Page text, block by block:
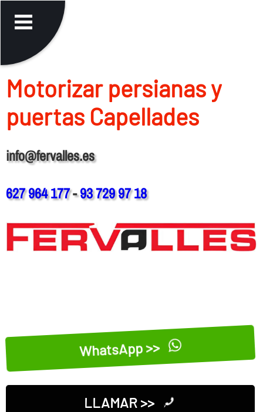
Motorizar persianas y
puertas Capellades
info@fervalles.es
627 964 177-93 729 97 18
WhatsApp >>
LLAMAR >>